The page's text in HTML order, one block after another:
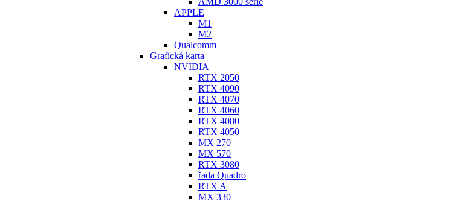
APPLE
M1
M2
Qualcomm
Grafická karta
NVIDIA
RTX 2050
RTX 4090
RTX 4070
RTX 4060
RTX 4080
RTX 4050
MX 270
MX 570
RTX 3080
řada Quadro
RTX A
MX 330